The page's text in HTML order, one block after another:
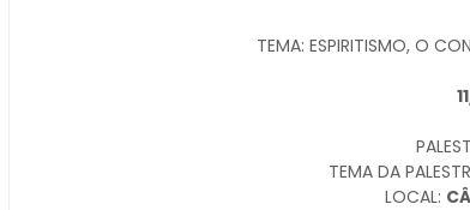
TEMA: ESPIRITISMO, O
TEMA DA
LOCAL: